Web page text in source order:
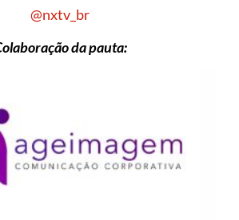
@nxtv_br
da pauta: